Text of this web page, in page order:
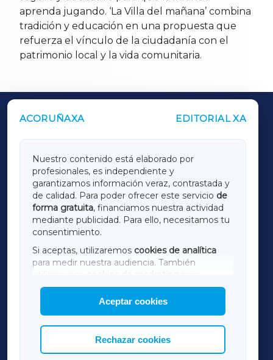
aprenda jugando. ‘La Villa del mañana’ combina
tradición y educación en una propuesta que
refuerza el vínculo de la ciudadanía con el
patrimonio local y la vida comunitaria.
ACORUÑAXA EDITORIAL XA
Nuestro contenido está elaborado por
profesionales, es independiente y
garantizamos información veraz, contrastada y
de calidad. Para poder ofrecer este servicio de
forma gratuita, financiamos nuestra actividad
mediante publicidad. Para ello, necesitamos tu
consentimiento.
Si aceptas, utilizaremos cookies de analítica
para medir nuestra audiencia. También
utilizaremos
cookies de marketing
mostrar publicidad de terceros.
Asimismo, puedes personalizar la elección de
las cookies que deseas permitir.
Aceptar cookies
Rechazar cookies
OUTROS PERIÓDICOS
LUGOXA
TERRACHAXA
AMARIÑAXA
RIBEIRASACRAXA
ACORUÑAXA